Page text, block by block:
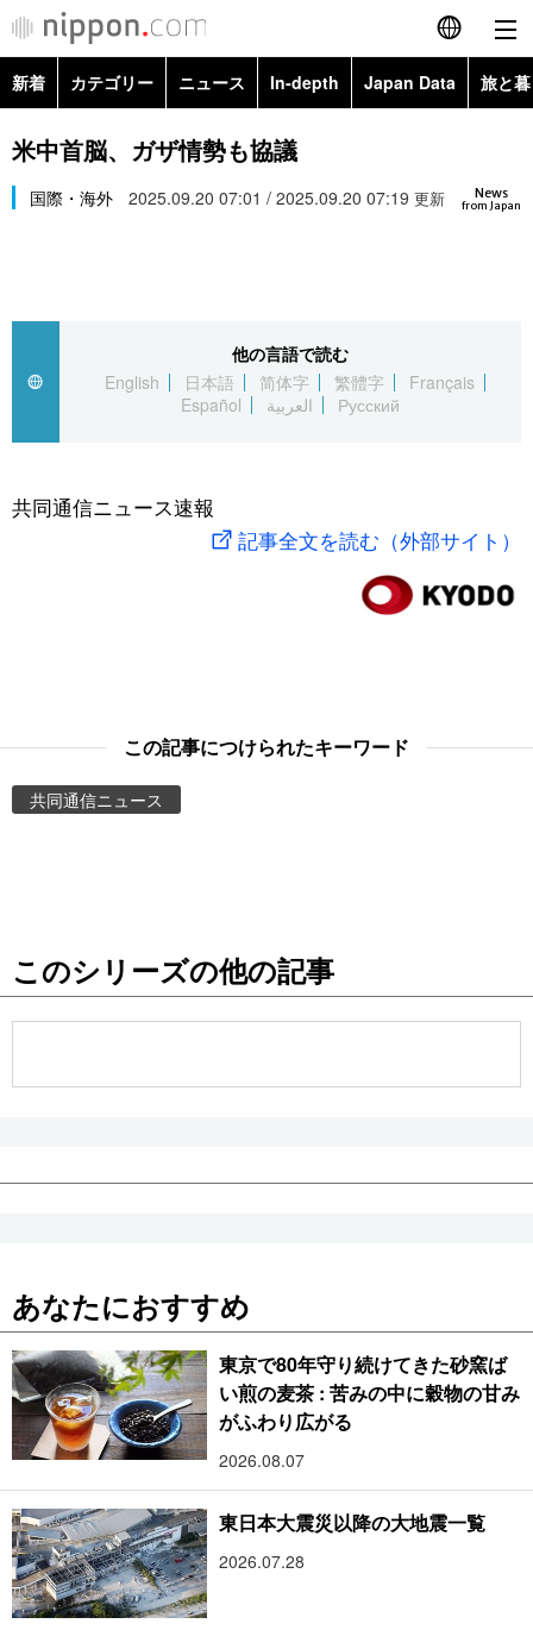
English
繁體字
العربية
社会
旅と暮らし
東京
新着 カテゴリー ニュース In-depth Japan Data 旅と
政治・外交
経済・ビジネス
社会
文化
科学・技術
暮らし
Images
お知らせ
米中首脳、ガザ情勢も協議
News
from Japan
国際・海外 2025.09.20 07:01 / 2025.09.20 07:19 更新
他の言語で読む
English
日本語 简体字 繁體字
Français
Español
العربية Русский
共同通信ニュース速報
記事全文を読む（外部サイト）
この記事につけられたキーワード
共同通信ニュース
このシリーズの他の記事
あなたにおすすめ
東京で80年守り続けてきた砂窯ば
い煎の麦茶 : 苦みの中に穀物の甘み
がふわり広がる
2026.08.07
東日本大震災以降の大地震一覧
2026.07.28